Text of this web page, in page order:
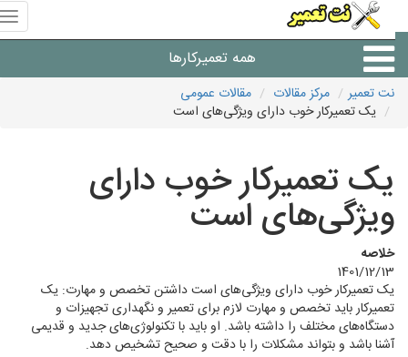
همه تعمیرکارها
شرکت های تعمیرات لوازم
نت تعمیر مرکز مقالات
مقالات عمومی
یک تعمیرکار خوب دارای ویژگی‌های است
یک تعمیرکار خوب دارای
ویژگی‌های است
خلاصه
1401/12/13
یک تعمیرکار خوب دارای ویژگی‌های است داشتن تخصص و مهارت: یک
تعمیرکار باید تخصص و مهارت لازم برای تعمیر و نگهداری تجهیزات و
دستگاه‌های مختلف را داشته باشد. او باید با تکنولوژی‌های جدید و قدیمی
آشنا باشد و بتواند مشکلات را با دقت و صحیح تشخیص دهد.